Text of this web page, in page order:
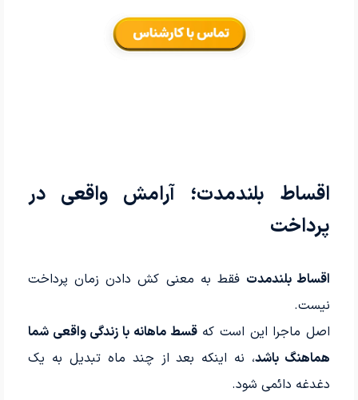
اقساط بلندمدت؛ آرامش واقعی در
پرداخت
اقساط بلندمدت فقط به معنی کش دادن زمان پرداخت
نیست.
اصل ماجرا این است کهقسط ماهانه با زندگی واقعی شما
هماهنگ باشد، نه اینکه بعد از چند ماه تبدیل به یک
دغدغه دائمی شود.